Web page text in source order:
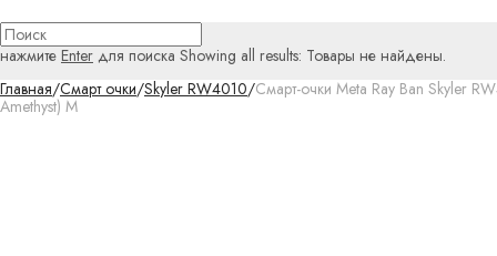
нажмите Enter для поиска Showing all results: Товары не найдены.
Главная/Смарт очки/Skyler RW4010/Смарт-очки Meta Ray Ban Skyler
Amethyst) M